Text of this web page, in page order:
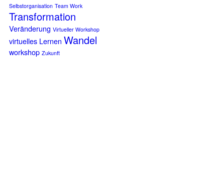
Selbstorganisation Team Work
Transformation
Veränderung Virtueller Workshop
virtuelles Lernen Wandel
workshop Zukunft